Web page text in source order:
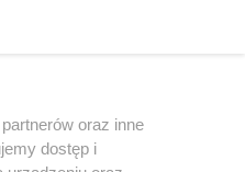
oraz inne
dostęp i